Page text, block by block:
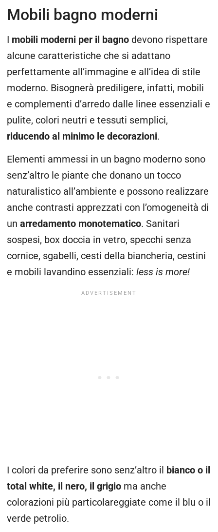
Mobili bagno moderni
I mobili moderni per il bagno devono rispettare
alcune caratteristiche che si adattano
perfettamente all’immagine e all’idea di stile
moderno. Bisognerà prediligere, infatti, mobili
e complementi d’arredo dalle linee essenziali e
pulite, colori neutri e tessuti semplici,
riducendo al minimo le decorazioni.
Elementi ammessi in un bagno moderno sono
senz’altro le piante che donano un tocco
naturalistico all’ambiente e possono realizzare
anche contrasti apprezzati con l’omogeneità di
un arredamento monotematico. Sanitari
sospesi, box doccia in vetro, specchi senza
cornice, sgabelli, cesti della biancheria, cestini
e mobili lavandino essenziali: less is more!
I colori da preferire sono senz’altro il
bianco o il
total white, il nero, il grigio ma anche
colorazioni più particolareggiate come il blu o il
verde petrolio.